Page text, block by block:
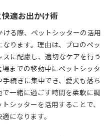
適お出かけ術
る際、ペットシッターの活用
ります。理由は、プロのペッ
に配慮し、適切なケアを行う
までの移動中にペットシッタ
続きに集中でき、愛犬も落ち
一緒に過ごす時間を柔軟に調
シッターを活用することで、
になります。